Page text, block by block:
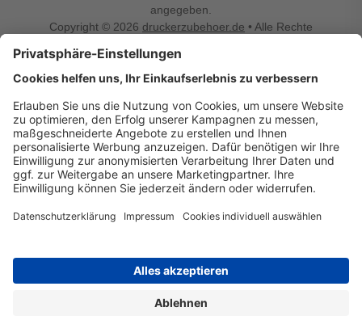
angegeben.
Copyright © 2026 druckerzubehoer.de • Alle Rechte
Vertrag widerrufen
Druckerzubehoer.de – preiswerte Qualität für Ihr Office
Sie sind auf der Suche nach dem passenden Druckerzubehör
oder Zubehör für das Büro, den Computer oder Ihr
Smartphone? Dann sind Sie bei Druckerzubehoer.de genau
richtig! Unser breites Sortiment bietet unter anderem Tinte
und Toner für alle gängigen Druckermodelle – großer sowie
kleiner Hersteller. Zugleich sind wir Ihr Online Fachhandel für
einrichten, die Werkstatt ausstatten oder den Alltag mit
was Ihren Arbeitsplatz noch komfortabler macht, finden Sie
bei uns auch Bastelspaß, Schulbedarf, Beleuchtung,
für die ganze Familie. Entdecken Sie günstige Angebote und